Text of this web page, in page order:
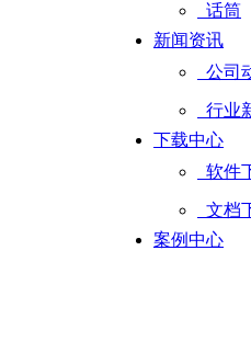
话筒
新闻资讯
公司
行业
下载中心
软件
文档
案例中心